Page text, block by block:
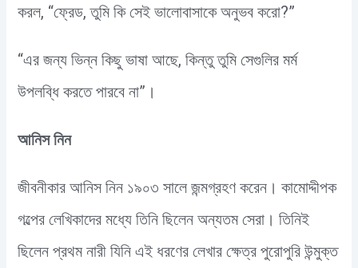
করল, “ফ্রেড, তুমি কি সেই ভালোবাসাকে অনুভব করো?”
“এর জন্য ভিন্ন কিছু ভাষা আছে, কিন্তু তুমি সেগুলির মর্ম
উপলব্ধি করতে পারবে না”।
আনিস নিন
জীবনীকার আনিস নিন ১৯০৩ সালে জন্মগ্রহণ করেন। কামোদ্দীপক
গল্পের লেখিকাদের মধ্যে তিনি ছিলেন অন্যতম সেরা। তিনিই
ছিলেন প্রথম নারী যিনি এই ধরণের লেখার ক্ষেত্র পুরোপুরি উন্মুক্ত